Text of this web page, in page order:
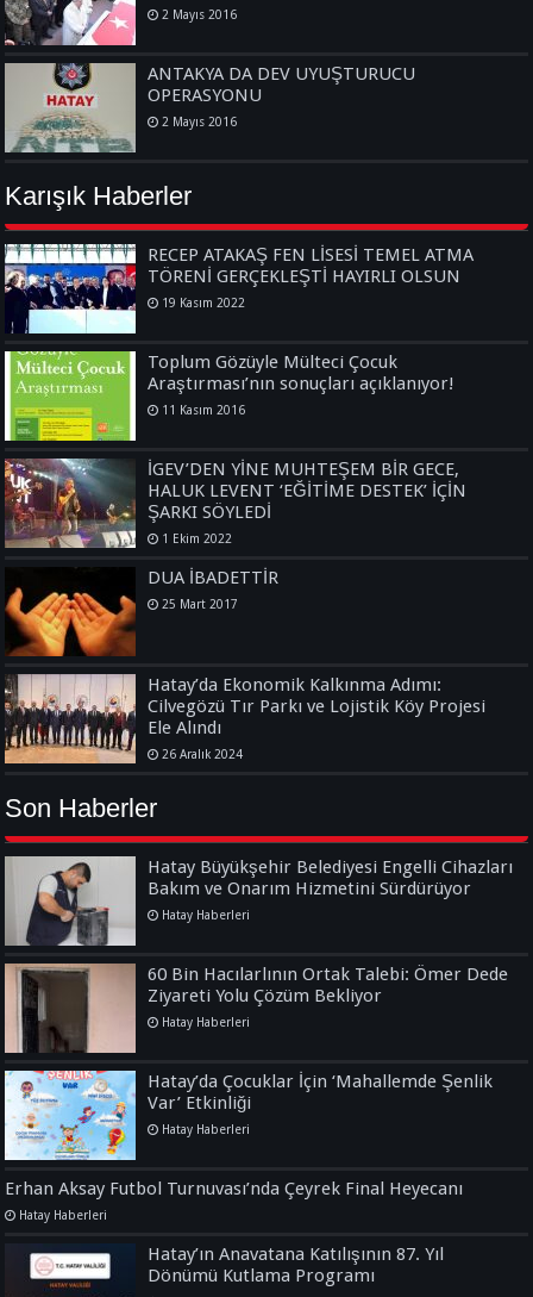
2 Mayıs 2016
ANTAKYA DA DEV UYUŞTURUCU
OPERASYONU
2 Mayıs 2016
Karışık Haberler
RECEP ATAKAŞ FEN LİSESİ TEMEL ATMA
TÖRENİ GERÇEKLEŞTİ HAYIRLI OLSUN
19 Kasım 2022
Toplum Gözüyle Mülteci Çocuk
Araştırması’nın sonuçları açıklanıyor!
11 Kasım 2016
İGEV’DEN YİNE MUHTEŞEM BİR GECE,
HALUK LEVENT ‘EĞİTİME DESTEK’ İÇİN
ŞARKI SÖYLEDİ
1 Ekim 2022
DUA İBADETTİR
25 Mart 2017
Hatay’da Ekonomik Kalkınma Adımı:
Cilvegözü Tır Parkı ve Lojistik Köy Projesi
Ele Alındı
26 Aralık 2024
Son Haberler
Hatay Büyükşehir Belediyesi Engelli Cihazları
Bakım ve Onarım Hizmetini Sürdürüyor
Hatay Haberleri
60 Bin Hacılarlının Ortak Talebi: Ömer Dede
Ziyareti Yolu Çözüm Bekliyor
Hatay Haberleri
Hatay’da Çocuklar İçin ‘Mahallemde Şenlik
Var’ Etkinliği
Hatay Haberleri
Erhan Aksay Futbol Turnuvası’nda Çeyrek Final Heyecanı
Hatay Haberleri
Hatay’ın Anavatana Katılışının 87. Yıl
Dönümü Kutlama Programı